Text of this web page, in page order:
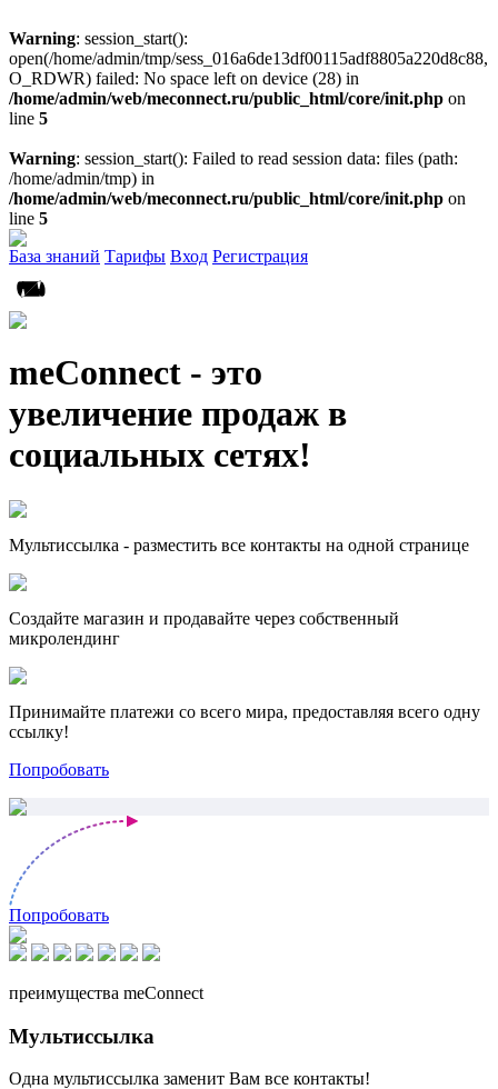
Warning: session_start():
open(/home/admin/tmp/sess_016a6de13df00115adf8805a220d8c88,
O_RDWR) failed: No space left on device (28) in
/home/admin/web/meconnect.ru/public_html/core/init.php on
line 5
Warning: session_start(): Failed to read session data: files (path:
/home/admin/tmp) in
/home/admin/web/meconnect.ru/public_html/core/init.php on
line 5
База знаний Тарифы Вход Регистрация
meConnect - это
увеличение продаж в
социальных сетях!
Мультиссылка - разместить все контакты на одной странице
Создайте магазин и продавайте через собственный
микролендинг
Принимайте платежи со всего мира, предоставляя всего одну
ссылку!
Попробовать
Попробовать
преимущества meConnect
Мультиссылка
Одна мультиссылка заменит Вам все контакты!